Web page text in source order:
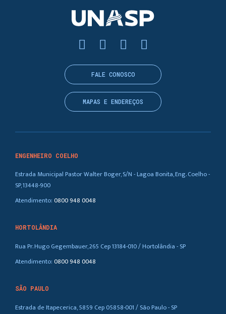
ENGENHEIRO COELHO
Estrada Municipal Pastor Walter Boger, S/N - Lagoa Bonita, Eng. Coelho -
SP, 13448-900
Atendimento:0800 948 0048
HORTOLÂNDIA
Rua Pr. Hugo Gegembauer, 265 Cep 13184-010 / Hortolândia - SP
Atendimento:0800 948 0048
SÃO PAULO
Estrada de Itapecerica, 5859 Cep 05858-001 / São Paulo - SP
FALE CONOSCO
MAPAS E ENDEREÇOS